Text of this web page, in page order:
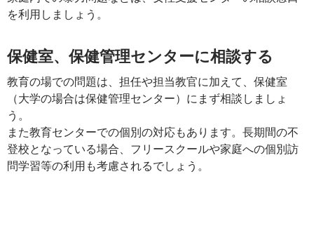
を利用しましょう。
保健室、保健管理センターに相談する
教育の場での問題は、担任や担当教官に加えて、保健室
（大学の場合は保健管理センター）にまず相談しましょ
う。
また教育センターでの個別の対応もあります。長期間の不
登校となっている場合、フリースクールや家庭への個別訪
問学習等の利用も考慮されるでしょう。